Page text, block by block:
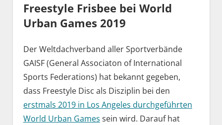
Freestyle Frisbee bei World
Urban Games 2019
Der Weltdachverband aller Sportverbände
GAISF (General Associaton of International
Sports Federations) hat bekannt gegeben,
dass Freestyle Disc als Disziplin bei den
erstmals 2019 in Los Angeles durchgeführten
World Urban Games sein wird. Darauf hat